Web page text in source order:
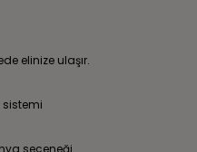
elinize ulaşır.
sistemi
seçeneği